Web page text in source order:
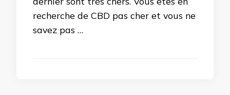
recherche de CBD pas cher et vous ne
savez pas …